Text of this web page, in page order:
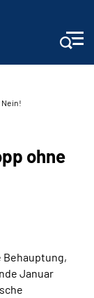
ohne
Behauptung,
Januar